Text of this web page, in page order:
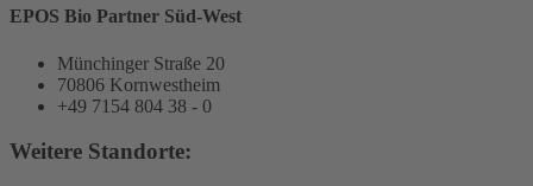
EPOS Bio Partner Süd-West
Münchinger Straße 20
70806 Kornwestheim
+49 7154 804 38 - 0
Weitere Standorte: